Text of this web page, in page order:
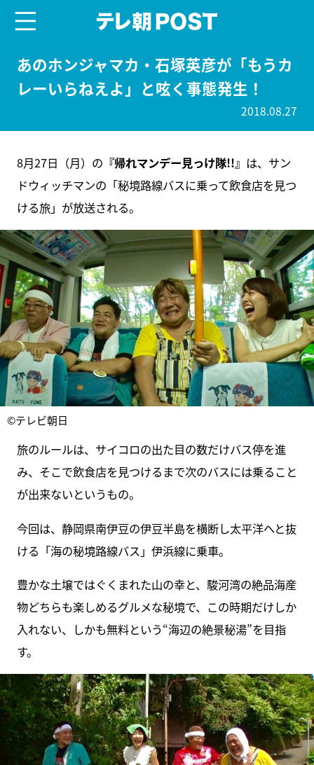
あのホンジャマカ・石塚英彦が「もうカ
レーいらねえよ」と呟く事態発生！
2018.08.27
8月27日（月）の 『帰れマンデー見っけ隊!!』 は、サン
ドウィッチマンの「秘境路線バスに乗って飲食店を見つ
ける旅」が放送される。
©テレビ朝日
旅のルールは、サイコロの出た目の数だけバス停を進
み、そこで飲食店を見つけるまで次のバスには乗ること
が出来ないというもの。
今回は、静岡県南伊豆の伊豆半島を横断し太平洋へと抜
ける「海の秘境路線バス」伊浜線に乗車。
豊かな土壌ではぐくまれた山の幸と、駿河湾の絶品海産
物どちらも楽しめるグルメな秘境で、この時期だけしか
入れない、しかも無料という“海辺の絶景秘湯”を目指
す。